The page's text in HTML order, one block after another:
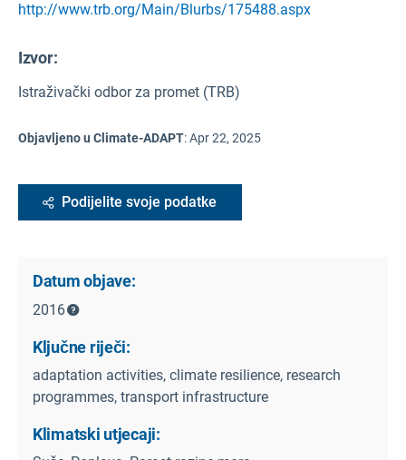
http://www.trb.org/Main/Blurbs/175488.aspx
Izvor:
Istraživački odbor za promet (TRB)
Objavljeno u Climate-ADAPT:Apr 22, 2025
Podijelite svoje podatke
Datum objave:
2016
Ključne riječi:
adaptation activities, climate resilience, research
programmes, transport infrastructure
Klimatski utjecaji: